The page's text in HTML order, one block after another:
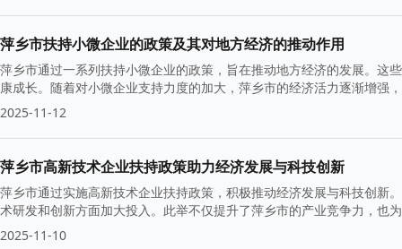
萍乡市扶持小微企业的政策及其对地方经济的推动作用
萍乡市通过一系列扶持小微企业的政策，旨在推动地方经济的发展。这
康成长。随着对小微企业支持力度的加大，萍乡市的经济活力逐渐增强
2025-11-12
萍乡市高新技术企业扶持政策助力经济发展与科技创新
萍乡市通过实施高新技术企业扶持政策，积极推动经济发展与科技创新
术研发和创新方面加大投入。此举不仅提升了萍乡市的产业竞争力，也
2025-11-10